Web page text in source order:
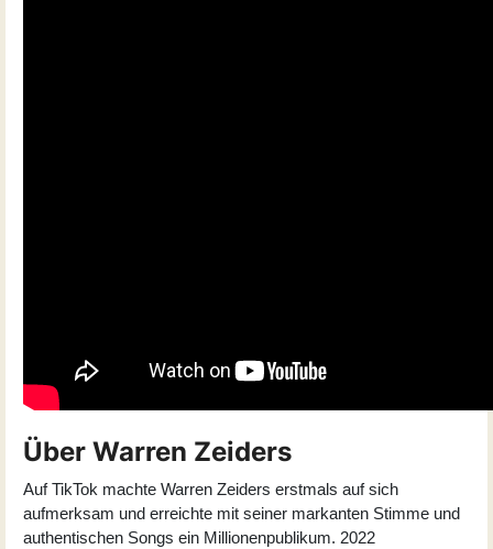
Über Warren Zeiders
Auf TikTok machte Warren Zeiders erstmals auf sich
aufmerksam und erreichte mit seiner markanten Stimme und
authentischen Songs ein Millionenpublikum. 2022